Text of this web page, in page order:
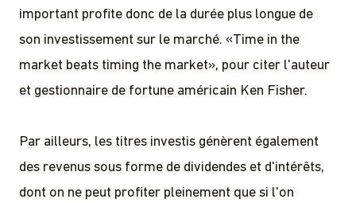
important profite donc de la durée plus longue de
son investissement sur le marché. «Time in the
market beats timing the market», pour citer l'auteur
et gestionnaire de fortune américain Ken Fisher.
Par ailleurs, les titres investis génèrent également
des revenus sous forme de dividendes et d'intérêts,
dont on ne peut profiter pleinement que si l'on